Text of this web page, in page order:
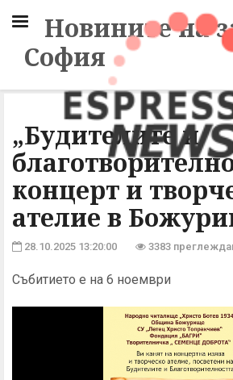
Новините на
София
„Будителите и
концерт и
ателие в
28.10.2025 13:20:00 3383
Събитието е на 6 ноември